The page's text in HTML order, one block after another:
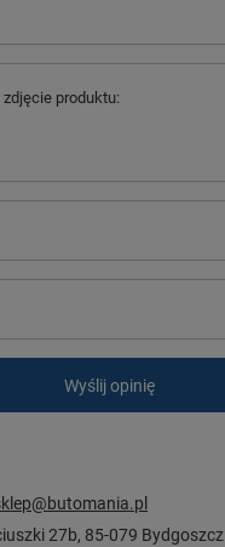
zdjęcie produktu:
Wyślij opinię
27b, 85-079 Bydgoszcz